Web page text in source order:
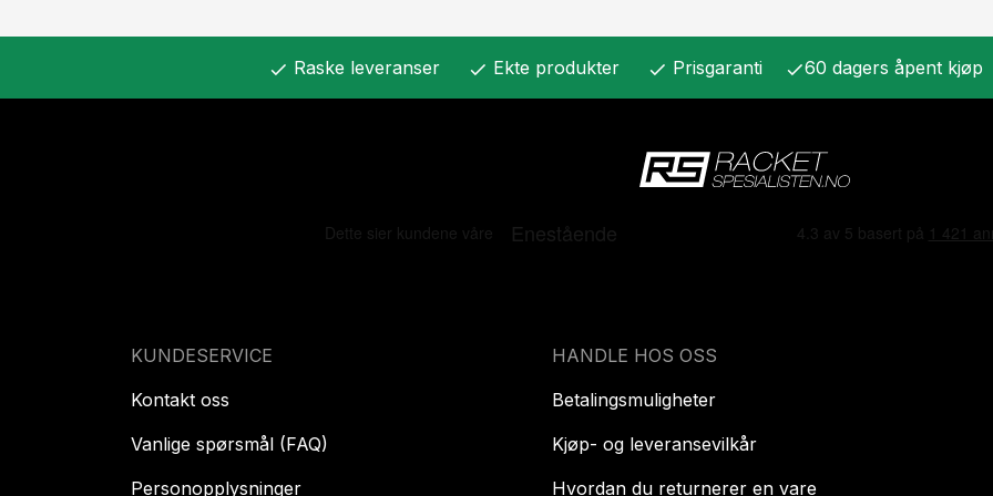
check Raske leveranser check Ekte produkter check Prisgaranti check60 dagers åpent kjøp
KUNDESERVICE
Kontakt oss
Vanlige spørsmål (FAQ)
Personopplysninger
HANDLE HOS OSS
Betalingsmuligheter
Kjøp- og leveransevilkår
Hvordan du returnerer en vare